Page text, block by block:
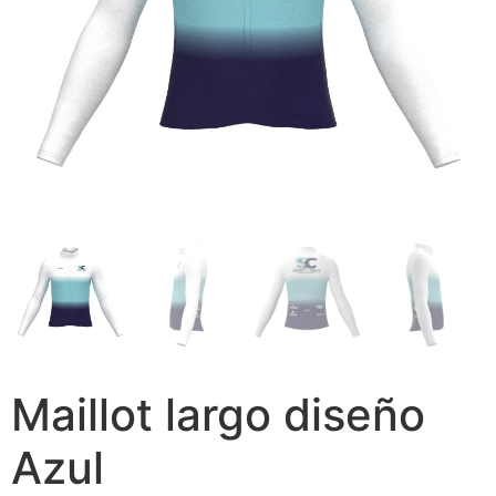
Maillot largo diseño
Azul